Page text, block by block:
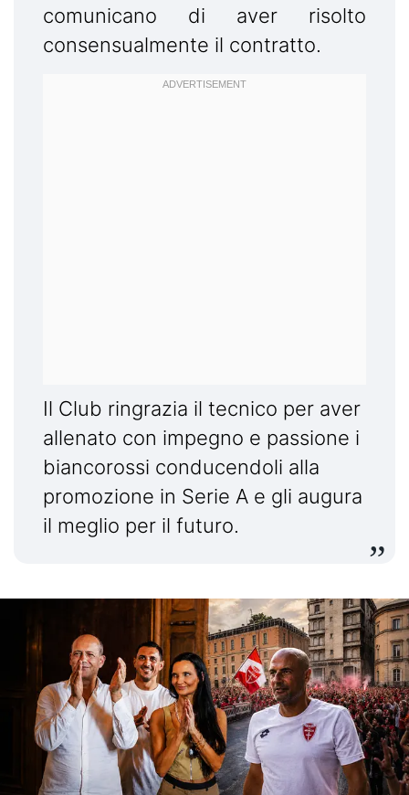
comunicano di aver risolto
consensualmente il contratto.
Il Club ringrazia il tecnico per aver
allenato con impegno e passione i
biancorossi conducendoli alla
promozione in Serie A e gli augura
il meglio per il futuro.